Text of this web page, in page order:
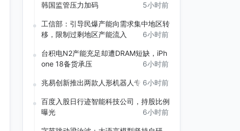
5小时前
韩国监管压力加码
6小时前
工信部：引导民爆产能向需求集中地区转
移，限制过剩地区产能流入
6小时前
台积电N2产能充足却遭DRAM短缺，iPh
one 18备货承压
6小时前
兆易创新推出两款人形机器人专用MCU
6小时前
百度入股日行迹智能科技公司，持股比例
曝光